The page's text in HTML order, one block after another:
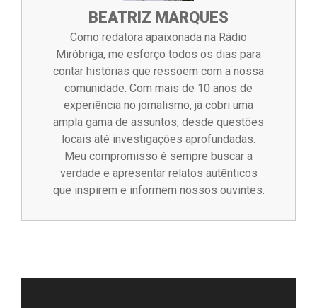
BEATRIZ MARQUES
Como redatora apaixonada na Rádio
Miróbriga, me esforço todos os dias para
contar histórias que ressoem com a nossa
comunidade. Com mais de 10 anos de
experiência no jornalismo, já cobri uma
ampla gama de assuntos, desde questões
locais até investigações aprofundadas.
Meu compromisso é sempre buscar a
verdade e apresentar relatos autênticos
que inspirem e informem nossos ouvintes.